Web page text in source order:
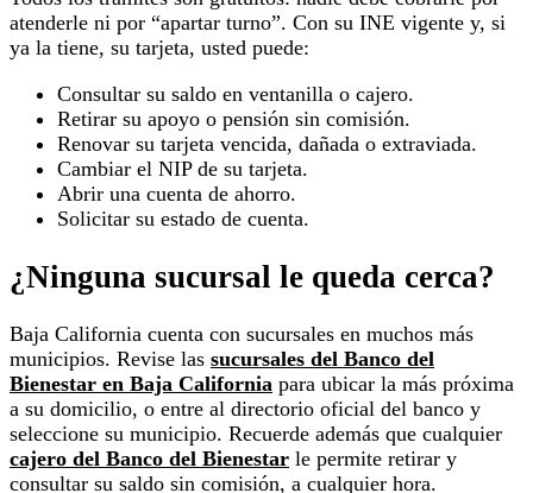
atenderle ni por “apartar turno”. Con su INE vigente y, si
ya la tiene, su tarjeta, usted puede:
Consultar su saldo en ventanilla o cajero.
Retirar su apoyo o pensión sin comisión.
Renovar su tarjeta vencida, dañada o extraviada.
Cambiar el NIP de su tarjeta.
Abrir una cuenta de ahorro.
Solicitar su estado de cuenta.
¿Ninguna sucursal le queda cerca?
Baja California cuenta con sucursales en muchos más
municipios. Revise las sucursales del Banco del
Bienestar en Baja California para ubicar la más próxima
a su domicilio, o entre al directorio oficial del banco y
seleccione su municipio. Recuerde además que cualquier
cajero del Banco del Bienestar le permite retirar y
consultar su saldo sin comisión, a cualquier hora.